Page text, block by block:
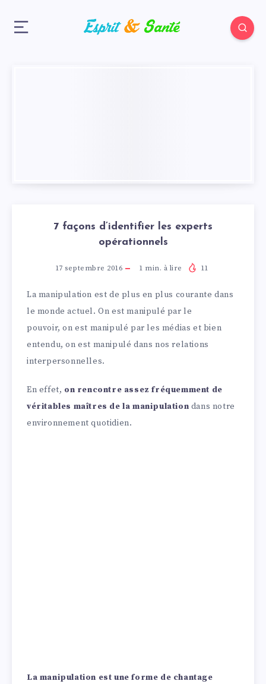
7 façons d’identifier les experts
opérationnels
17 septembre 2016 1 min. à lire 11
La manipulation est de plus en plus courante dans
le monde actuel. On est manipulé par le
pouvoir, on est manipulé par les médias et bien
entendu, on est manipulé dans nos relations
interpersonnelles.
En effet, on rencontre assez fréquemment de
véritables maîtres de la manipulation dans notre
environnement quotidien.
La manipulation est une forme de chantage